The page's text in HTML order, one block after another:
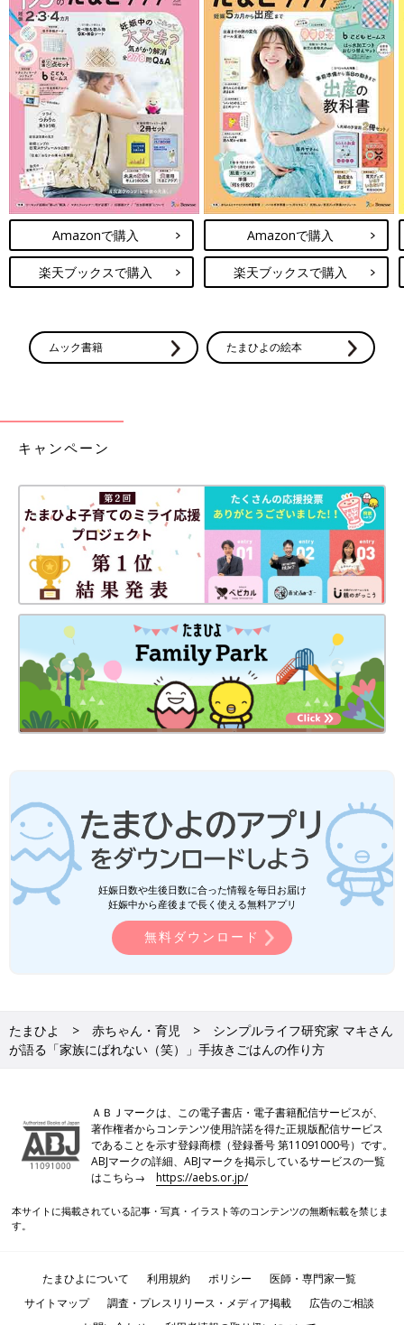
イベント後半には、マキさん宅の冷蔵庫の中身を拝見という、お
じテイストの容器で統一されて、整然と並んでいます。
テクニックのひとつだとか。
最後に、同じ食材ばかりでも、飽きない食事作りのポイントは？
「旬の野菜を献立に取り入れること。定番食材を使った料理で
も、旬の野菜を組み合わせることで、季節を感じる豊かさが食卓
に生まれます」
大盛況のうちに終了したマキさんの講座は、自分や家族が心地よ
く健康に過ごせて、環境にもやさしい暮らしのヒントが盛りだく
さん。「サステイナブルな暮らし」をより身近に感じられた時間
でした。
【次回予告】
2020年10月25日（日）にはマキさんの「シンプルライフ講座」
第2弾も開催https://youtu.be/K9vun8HhgT8。次回のテーマは洗
Amazonで購入
楽天ブックスで購入
Amazonで購入
楽天ブックスで購入
ムック書籍 たまひよの絵本
キャンペーン
妊娠日数や生後日数に合った情報を毎日お届け
妊娠中から産後まで長く使える無料アプリ
無料ダウンロード
たまひよ 赤ちゃん・育児
シンプルライフ研究家 マキさん
が語る「家族にばれない（笑）」手抜きごはんの作り方
ＡＢＪマークは、この電子書店・電子書籍配信サービスが、
著作権者からコンテンツ使用許諾を得た正規版配信サービス
であることを示す登録商標（登録番号 第11091000号）です。
ABJマークの詳細、ABJマークを掲示しているサービスの一覧
はこちら→https://aebs.or.jp/
本サイトに掲載されている記事・写真・イラスト等のコンテンツの無断転載を禁じま
す。
たまひよについて 利用規約 ポリシー
医師・専門家一覧
サイトマップ
調査・プレスリリース・メディア掲載
広告のご相談